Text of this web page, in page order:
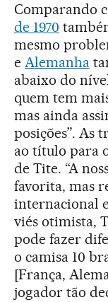
Comparando
de 1970
mesmo
e Alemanha
abaixo do
quem tem
mas ainda
posições”. As
ao título para
de Tite. “A
favorita, mas
internacional e
viés otimista,
pode fazer
o camisa 10
[França,
jogador tão